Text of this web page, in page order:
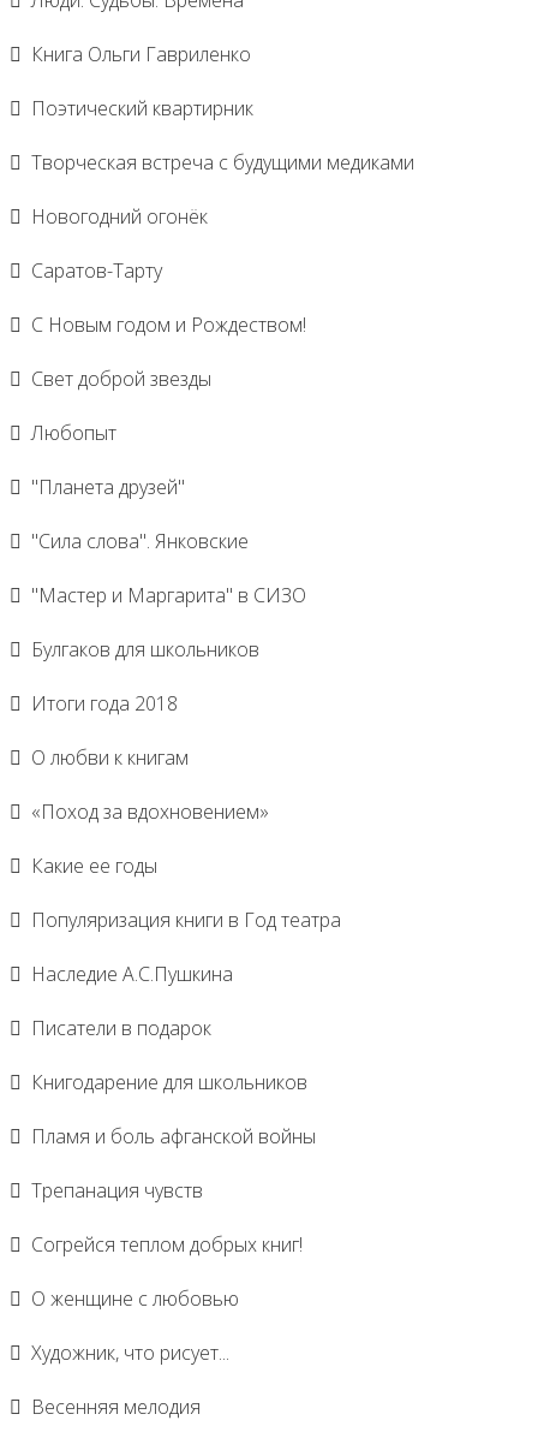
Книга Ольги Гавриленко
Поэтический квартирник
Творческая встреча с будущими медиками
Новогодний огонёк
Саратов-Тарту
С Новым годом и Рождеством!
Свет доброй звезды
Любопыт
"Планета друзей"
"Сила слова". Янковские
"Мастер и Маргарита" в СИЗО
Булгаков для школьников
Итоги года 2018
О любви к книгам
«Поход за вдохновением»
Какие ее годы
Популяризация книги в Год театра
Наследие А.С.Пушкина
Писатели в подарок
Книгодарение для школьников
Пламя и боль афганской войны
Трепанация чувств
Согрейся теплом добрых книг!
О женщине с любовью
Художник, что рисует...
Весенняя мелодия